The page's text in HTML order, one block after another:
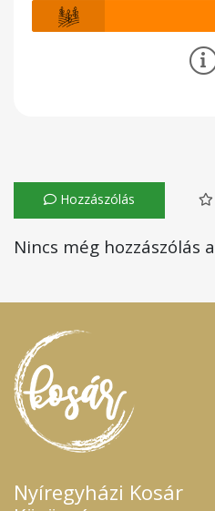
Hozzászólás
Nincs még hozzászólás
Nyíregyházi Kosár